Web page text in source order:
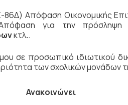
Απόφαση Οικονομικής
για την
κτλ..
σε προσωπικό ιδιωτικού
των σχολικών μονάδων
Ανακοινώνει